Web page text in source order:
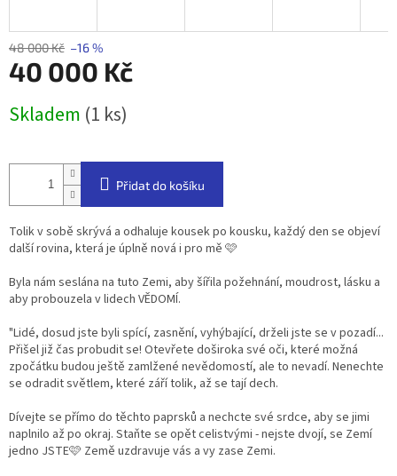
48 000 Kč –16 %
40 000 Kč
cena:
Skladem (1 ks)
Přidat do košíku
Tolik v sobě skrývá a odhaluje kousek po kousku, každý den se objeví
další rovina, která je úplně nová i pro mě 🩷
Byla nám seslána na tuto Zemi, aby šířila požehnání, moudrost, lásku a
aby probouzela v lidech VĚDOMÍ.
"Lidé, dosud jste byli spící, zasnění, vyhýbající, drželi jste se v pozadí...
Přišel již čas probudit se! Otevřete doširoka své oči, které možná
zpočátku budou ještě zamlžené nevědomostí, ale to nevadí. Nenechte
se odradit světlem, které září tolik, až se tají dech.
Dívejte se přímo do těchto paprsků a nechcte své srdce, aby se jimi
naplnilo až po okraj. Staňte se opět celistvými - nejste dvojí, se Zemí
jedno JSTE🩷 Země uzdravuje vás a vy zase Zemi.